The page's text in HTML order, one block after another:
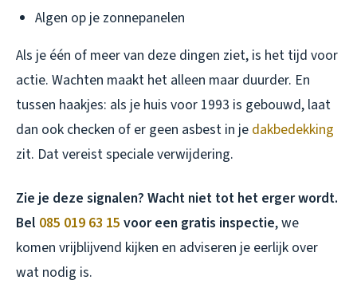
Algen op je zonnepanelen
Als je één of meer van deze dingen ziet, is het tijd voor
actie. Wachten maakt het alleen maar duurder. En
tussen haakjes: als je huis voor 1993 is gebouwd, laat
dan ook checken of er geen asbest in je dakbedekking
zit. Dat vereist speciale verwijdering.
Zie je deze signalen? Wacht niet tot het erger wordt.
Bel 085 019 63 15 voor een gratis inspectie, we
komen vrijblijvend kijken en adviseren je eerlijk over
wat nodig is.